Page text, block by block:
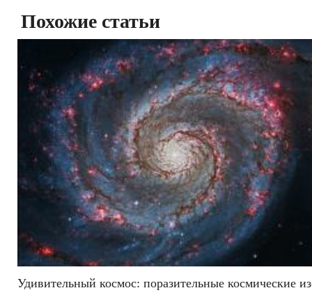
Похожие статьи
Удивительный космос: поразительные космические